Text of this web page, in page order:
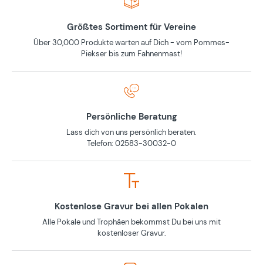
Größtes Sortiment für Vereine
Über 30,000 Produkte warten auf Dich - vom Pommes-
Piekser bis zum Fahnenmast!
Persönliche Beratung
Lass dich von uns persönlich beraten.
Telefon: 02583-30032-0
Kostenlose Gravur bei allen Pokalen
Alle Pokale und Trophäen bekommst Du bei uns mit
kostenloser Gravur.